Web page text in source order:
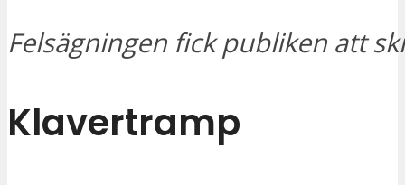
Felsägningen fick publiken att
Klavertramp